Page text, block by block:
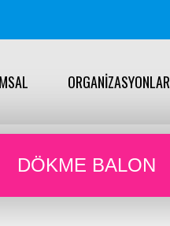
ORGANİZASYONLAR
DÖKME BALON